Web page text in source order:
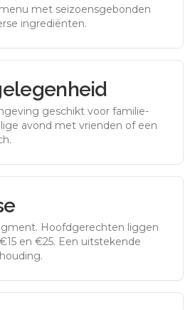
met seizoensgebonden
ingrediënten.
geschikt voor familie-
avond met vrienden of een
. Hoofdgerechten liggen
en €25. Een uitstekende